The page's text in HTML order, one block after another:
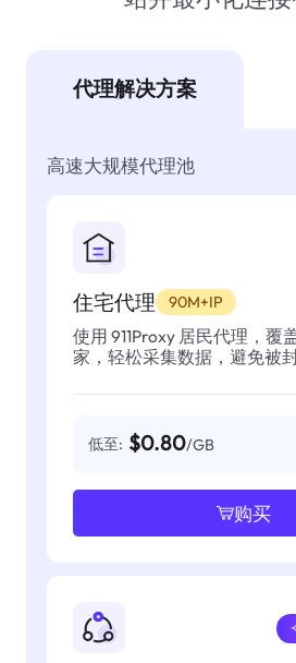
代理解决方案
高速大规模代理池
住宅代理 90M+IP
使用 911Proxy 居民代理，覆
家，轻松采集数据，避免被封
低至: $0.80/GB
购买